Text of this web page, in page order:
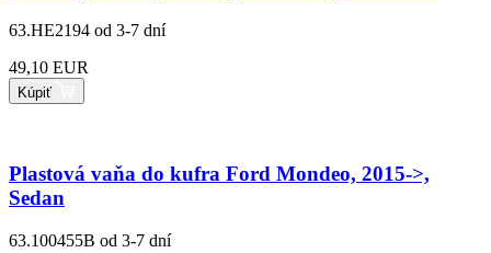
63.HE2194 od 3-7 dní
49,10 EUR
Kúpiť
Plastová vaňa do kufra Ford Mondeo, 2015->,
Sedan
63.100455B od 3-7 dní